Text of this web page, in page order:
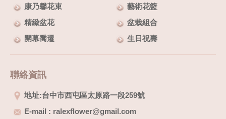
康乃馨花束
精緻盆花
開幕喬遷
藝術花籃
盆栽組合
生日祝壽
聯絡資訊
地址:台中市西屯區太原路一段259號
E-mail : ralexflower@gmail.com